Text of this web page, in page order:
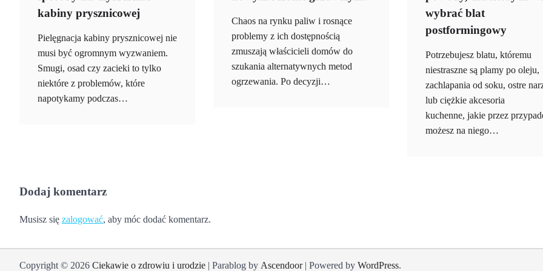
kabiny prysznicowej
Pielęgnacja kabiny prysznicowej nie
musi być ogromnym wyzwaniem.
Smugi, osad czy zacieki to tylko
niektóre z problemów, które
napotykamy podczas…
Chaos na rynku paliw i rosnące
problemy z ich dostępnością
zmuszają właścicieli domów do
szukania alternatywnych metod
ogrzewania. Po decyzji…
wybrać blat
postformingowy
Potrzebujesz blatu, któremu
niestraszne są plamy po oleju,
zachlapania od soku, ostre
lub ciężkie akcesoria
kuchenne, jakie przez
możesz na niego…
Dodaj komentarz
Musisz się zalogować, aby móc dodać komentarz.
Copyright © 2026 Ciekawie o zdrowiu i urodzie | Parablog by Ascendoor| Powered by WordPress.